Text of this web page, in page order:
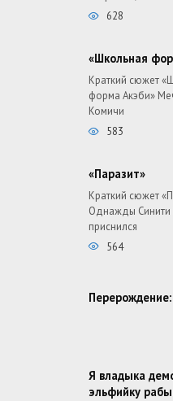
628
«Школьная
Краткий сюжет
форма Акэби»
Комичи
583
«Паразит»
Краткий сюжет
Однажды Синити
приснился
564
Я владыка
эльфийку